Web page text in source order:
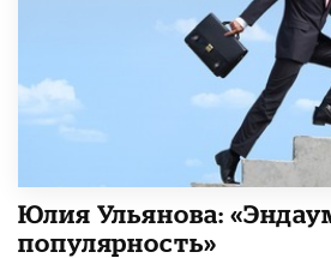
Юлия Ульянова:
популярность»